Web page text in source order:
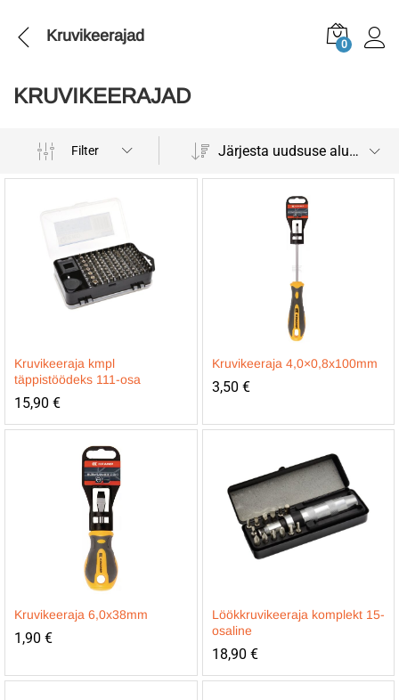
Kruvikeerajad 0
KRUVIKEERAJAD
Filter Järjesta uudsuse alusel
Kruvikeeraja kmpl
täppistöödeks 111-osa
15,90 €
Kruvikeeraja 4,0×0,8x100mm
3,50 €
Kruvikeeraja 6,0x38mm
1,90 €
Löökkruvikeeraja komplekt 15-
osaline
18,90 €